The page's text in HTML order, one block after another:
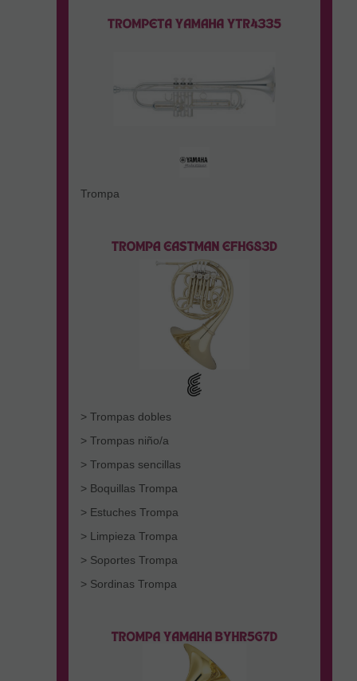
Trompa
> Trompas dobles
> Trompas niño/a
> Trompas sencillas
> Boquillas Trompa
> Estuches Trompa
> Limpieza Trompa
> Soportes Trompa
> Sordinas Trompa